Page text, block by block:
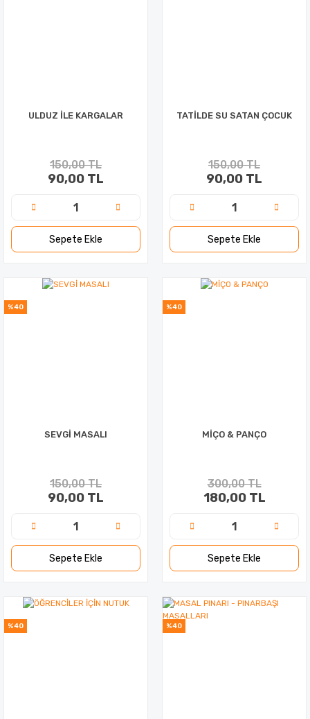
ULDUZ İLE KARGALAR
150,00 TL
90,00 TL
Sepete Ekle
TATİLDE SU SATAN ÇOCUK
150,00 TL
90,00 TL
Sepete Ekle
%40
SEVGİ MASALI
150,00 TL
90,00 TL
Sepete Ekle
%40
MİÇO & PANÇO
300,00 TL
180,00 TL
Sepete Ekle
%40 %40